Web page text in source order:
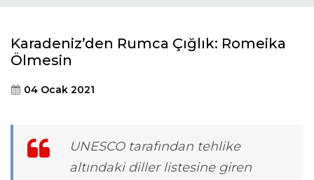
Karadeniz’den Rumca Çığlık: Romeika
Ölmesin
04 Ocak 2021
UNESCO tarafından tehlike
altındaki diller listesine giren